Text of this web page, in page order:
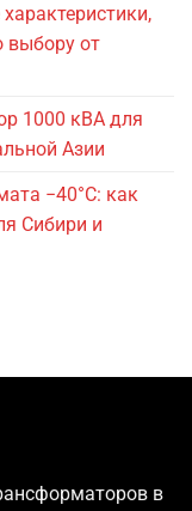
выбору от
1000 кВА для
Азии
−40°C: как
Сибири и
в